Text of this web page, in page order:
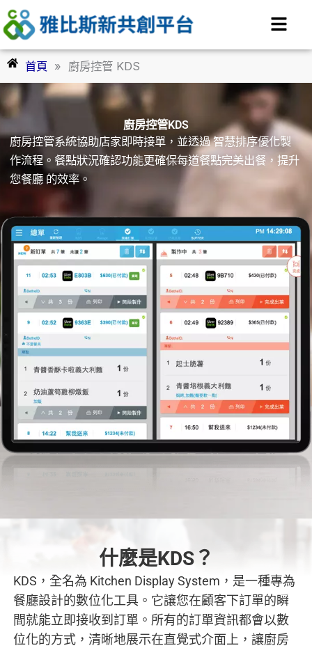
跳
至
主
要
內
首頁 » 廚房控管 KDS
廚房控管KDS
廚房控管系統協助店家即時接單，並透過 智慧排序優化製
作流程。餐點狀況確認功能更確保每道餐點完美出餐，提升
您餐廳 的效率。
什麼是KDS？
KDS，全名為 Kitchen Display System，是一種專為
餐廳設計的數位化工具。它讓您在顧客下訂單的瞬
間就能立即接收到訂單。所有的訂單資訊都會以數
位化的方式，清晰地展示在直覺式介面上，讓廚房